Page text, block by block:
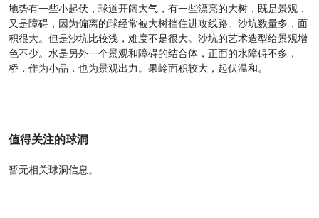
地势有一些小起伏，球道开阔大气，有一些漂亮的大树，既是景观，
又是障碍，因为偏离的球经常被大树挡住进攻线路。沙坑数量多，面
积很大。但是沙坑比较浅，难度不是很大。沙坑的艺术造型给景观增
色不少。水是另外一个景观和障碍的结合体，正面的水障碍不多，
桥，作为小品，也为景观出力。果岭面积较大，起伏温和。
值得关注的球洞
暂无相关球洞信息。